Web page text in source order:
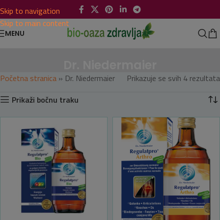
Skip to navigation
Skip to main content
MENU
Početna stranica » Dr. Niedermaier
Prikazuje se svih 4 rezultata
Prikaži bočnu traku